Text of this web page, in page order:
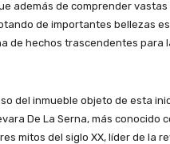
además de comprender
de importantes bellezas
de hechos trascendentes para
del inmueble objeto de esta
De La Serna, más conocido
mitos del siglo XX, líder de la